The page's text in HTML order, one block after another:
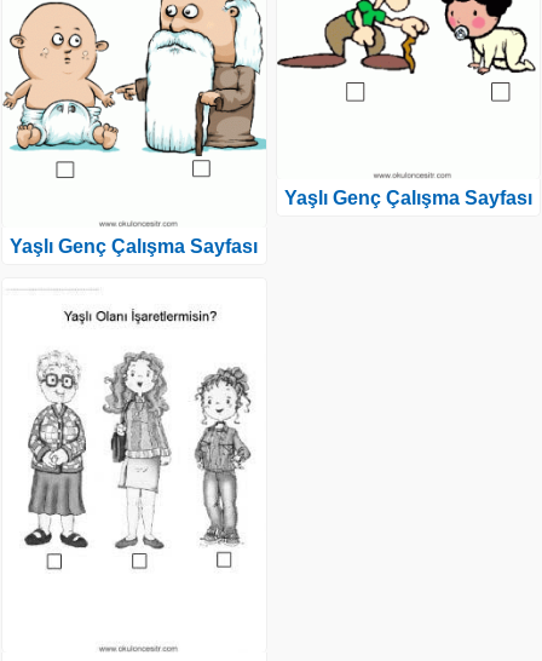
Yaşlı Genç Çalışma Sayfası
Yaşlı Genç Çalışma Sayfası